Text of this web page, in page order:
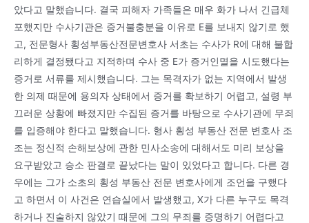
았다고 말했습니다. 결국 피해자 가족들은 매우 화가 나서 긴급체
포했지만 수사기관은 증거불충분을 이유로 E를 보내지 않기로 했
고, 전문형사 횡성부동산전문변호사 서초는 수사가 R에 대해 불합
리하게 결정됐다고 지적하며 수사 중 E가 증거인멸을 시도했다는
증거로 서류를 제시했습니다. 그는 목격자가 없는 지역에서 발생
한 의제 때문에 용의자 상태에서 증거를 확보하기 어렵고, 설령 부
끄러운 상황에 빠졌지만 수집된 증거를 바탕으로 수사기관에 무죄
를 입증해야 한다고 말했습니다. 형사 횡성 부동산 전문 변호사 조
조는 정신적 손해보상에 관한 민사소송에 대해서도 미리 보상을
요구받았고 승소 판결로 끝났다는 말이 있었다고 합니다. 다른 경
우에는 그가 소초의 횡성 부동산 전문 변호사에게 조언을 구했다
고 하면서 이 사건은 연습실에서 발생했고, X가 다른 누구도 목격
하거나 진술하지 않았기 때문에 그의 무죄를 증명하기 어렵다고